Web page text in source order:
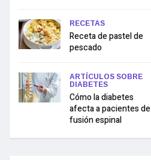
RECETAS
Receta de pastel de
pescado
ARTÍCULOS SOBRE
DIABETES
Cómo la diabetes
afecta a pacientes de
fusión espinal